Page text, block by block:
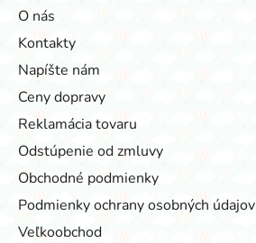
O nás
Kontakty
Napíšte nám
Ceny dopravy
Reklamácia tovaru
Odstúpenie od zmluvy
Obchodné podmienky
Podmienky ochrany osobných údajov
Veľkoobchod